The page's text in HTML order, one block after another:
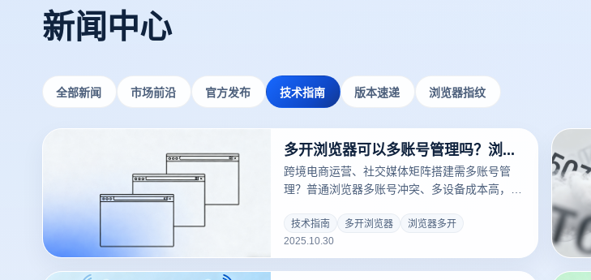
新闻中心
全部新闻 市场前沿 官方发布 技术指南 版本速递 浏览器指纹
多开浏览器可以多账号管理吗？浏览器多开网页账号怎么弄？
跨境电商运营、社交媒体矩阵搭建需多账号管
理？普通浏览器多账号冲突、多设备成本高，云
号安全，轻松解决运营痛点！
技术指南 多开浏览器
浏览器多开
2025.10.30